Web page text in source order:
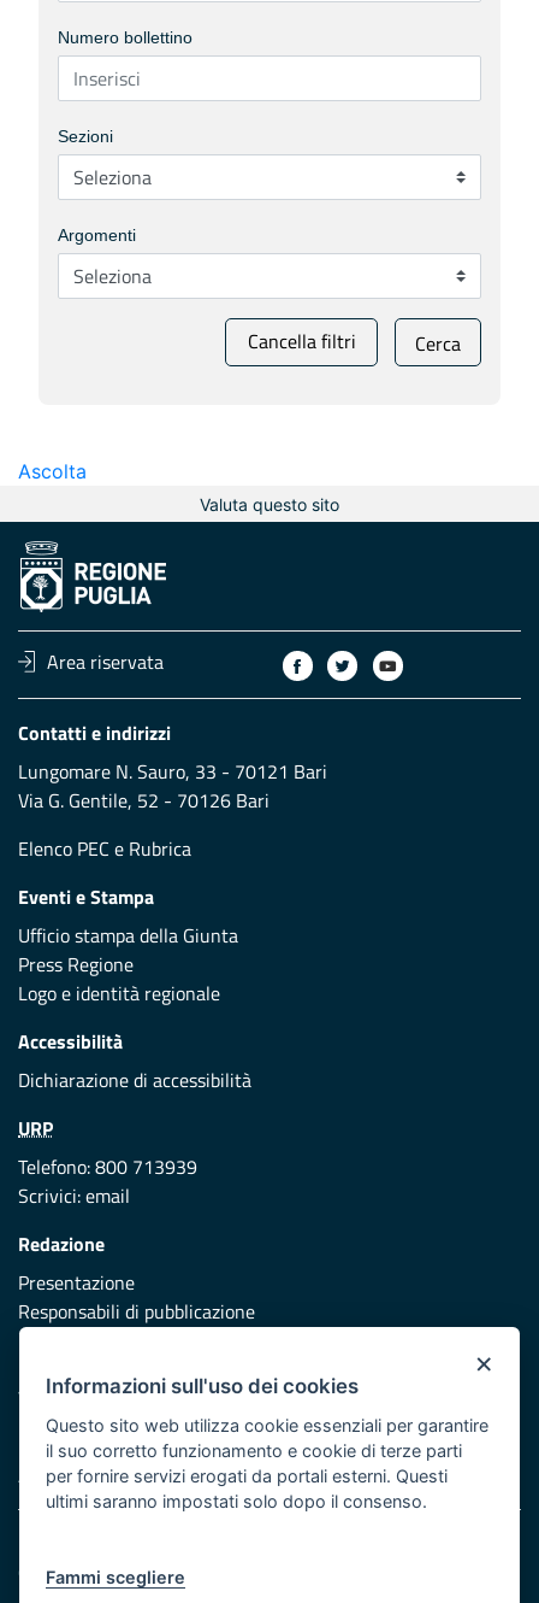
Numero bollettino
Sezioni
Argomenti
Cancella filtri Cerca
Ascolta
Valuta questo sito
Area riservata
Contatti e indirizzi
Lungomare N. Sauro, 33 - 70121 Bari
Via G. Gentile, 52 - 70126 Bari
Elenco PEC e Rubrica
Eventi e Stampa
Ufficio stampa della Giunta
Press Regione
Logo e identità regionale
Accessibilità
Dichiarazione di accessibilità
URP
Telefono: 800 713939
Scrivici:email
Redazione
Presentazione
Responsabili di pubblicazione
Vai al sito di Protezione Civile Puglia
Iniziativa finanziata con risorse del POR Puglia 2014/2020 -
Asse XI
Cookie e privacy
×
Informazioni sull'uso dei cookies
Questo sito web utilizza cookie essenziali per garantire
il suo corretto funzionamento e cookie di terze parti
per fornire servizi erogati da portali esterni. Questi
ultimi saranno impostati solo dopo il consenso.
Fammi scegliere